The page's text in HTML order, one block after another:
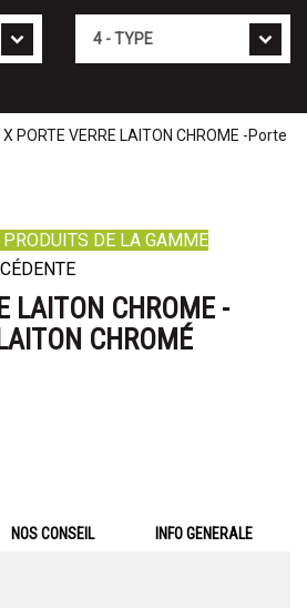
X PORTE VERRE LAITON CHROME -Porte
DE LA GAMME
LAITON CHROME -
CHROMÉ
NOS CONSEIL INFO GENERALE